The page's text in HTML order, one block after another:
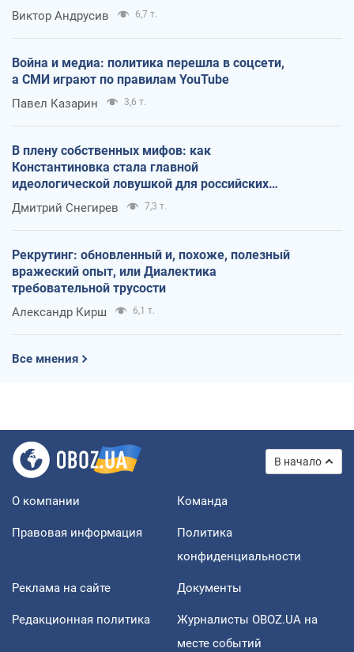
Виктор Андрусив 6,7 т.
Война и медиа: политика перешла в соцсети,
а СМИ играют по правилам YouTube
Павел Казарин 3,6 т.
В плену собственных мифов: как
Константиновка стала главной
идеологической ловушкой для российских
оккупантов
Дмитрий Снегирев 7,3 т.
Рекрутинг: обновленный и, похоже, полезный
вражеский опыт, или Диалектика
требовательной трусости
Александр Кирш 6,1 т.
Все мнения
В начало
О компании Команда
Правовая информация
Политика
конфиденциальности
Реклама на сайте Документы
Редакционная политика
Журналисты OBOZ.UA на
месте событий